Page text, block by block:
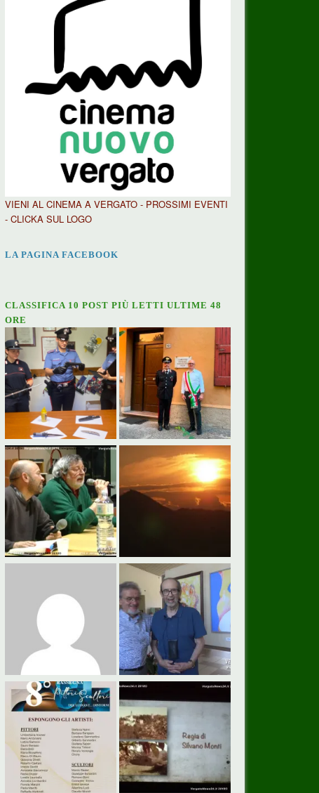
VIENI AL CINEMA A VERGATO - PROSSIMI EVENTI
- CLICKA SUL LOGO
LA PAGINA FACEBOOK
CLASSIFICA 10 POST PIÙ LETTI ULTIME 48
ORE